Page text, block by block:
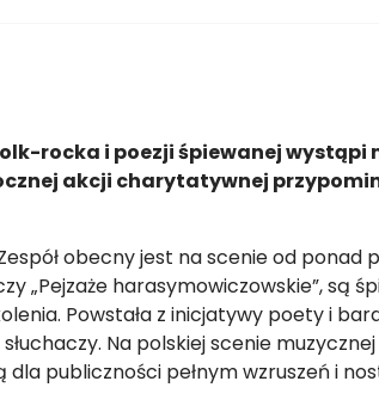
rocka i poezji śpiewanej wystąpi
akcji charytatywnej
obecny jest na scenie od ponad
„Pejzaże harasymowiczowskie”, są
Powstała z inicjatywy poety i
Na polskiej scenie
publiczności pełnym wzruszeń i